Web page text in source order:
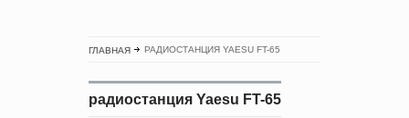
ГЛАВНАЯ РАДИОСТАНЦИЯ YAESU FT-65
радиостанция Yaesu FT-65